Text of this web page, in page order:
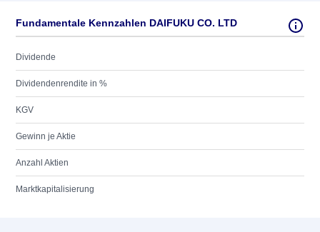
Fundamentale Kennzahlen DAIFUKU CO. LTD
Dividende
Dividendenrendite in %
KGV
Gewinn je Aktie
Anzahl Aktien
Marktkapitalisierung